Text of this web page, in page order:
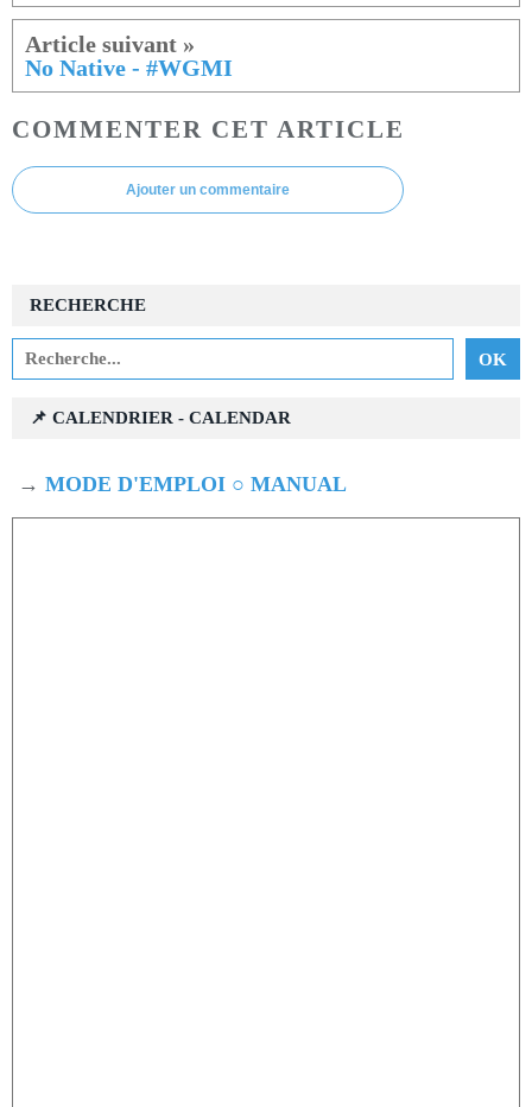
No Native - #WGMI
COMMENTER CET ARTICLE
Ajouter un commentaire
RECHERCHE
📌 CALENDRIER - CALENDAR
→ MODE D'EMPLOI ○ MANUAL